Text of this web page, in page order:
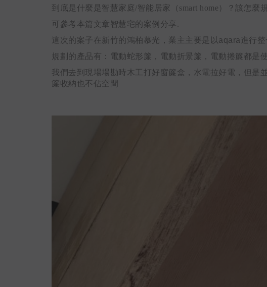
到底是什麼是智慧家庭/智能居家（ smart home ）？該怎麼
可參考本篇文章智慧宅的案例分享.
這次的案子在新竹的鴻柏慕光，業主主要是以aqara進行整
規劃的產品有：電動蛇形簾，電動折景簾，電動捲簾都是
我們去到現場場勘時木工打好窗簾盒，水電拉好電，但是
簾收納也不佔空間